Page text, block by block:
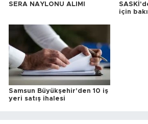
SERA NAYLONU ALIMI
için
Samsun Büyükşehir'den 10 iş
yeri satış ihalesi